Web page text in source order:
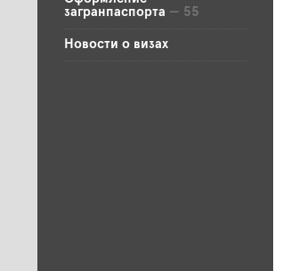
загранпаспорта — 55
Новости о визах